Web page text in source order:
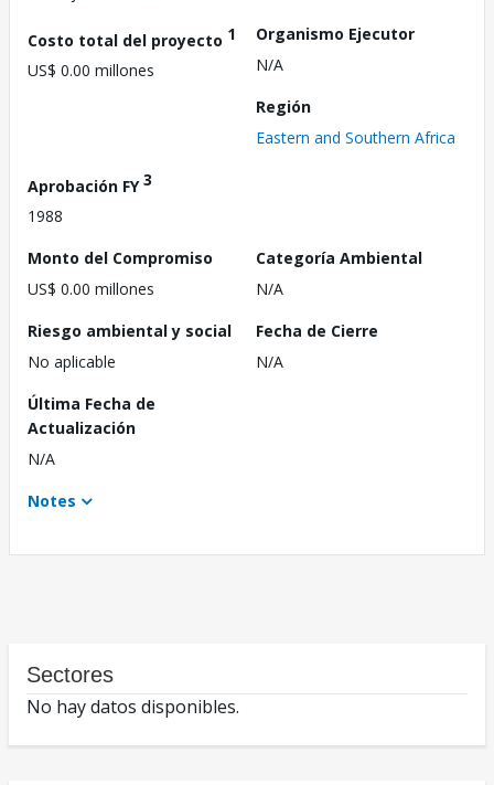
Costo total del proyecto 1
US$ 0.00 millones
Organismo Ejecutor
N/A
Región
Eastern and Southern Africa
Aprobación FY3
1988
Monto del Compromiso
US$ 0.00 millones
Categoría Ambiental
N/A
Riesgo ambiental y social
No aplicable
Fecha de Cierre
N/A
Última Fecha de
Actualización
N/A
Notes
Sectores
No hay datos disponibles.